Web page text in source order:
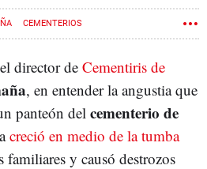
CEMENTERIOS
director de Cementiris de
, en entender la angustia que
panteón del cementerio de
creció en medio de la tumba
familiares y causó destrozos